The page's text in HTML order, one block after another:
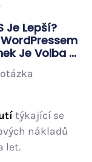
Je Lepší?
Je Volba ...
týkající se
nákladů
let.